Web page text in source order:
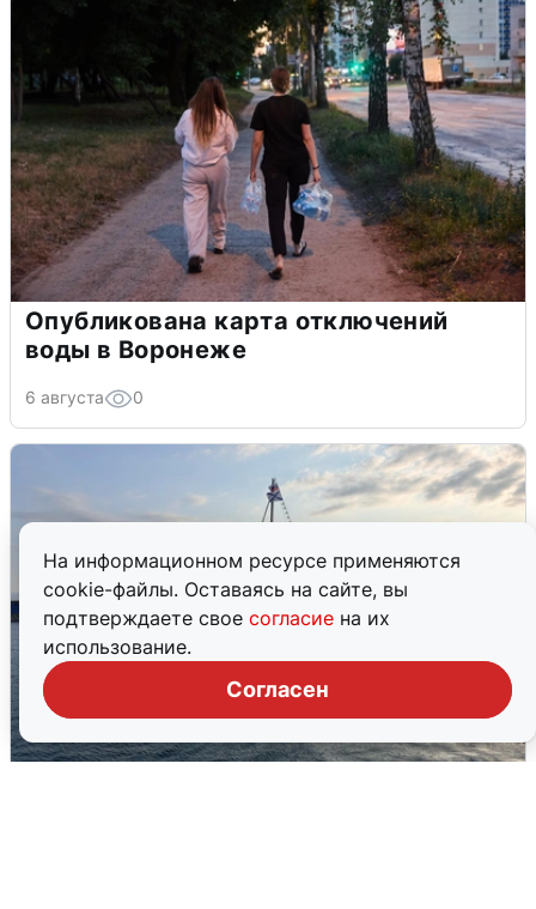
На информационном ресурсе применяются
cookie-файлы. Оставаясь на сайте, вы
подтверждаете свое согласие на их
использование.
Согласен
Опубликована карта отключений
воды в Воронеже
6 августа 0